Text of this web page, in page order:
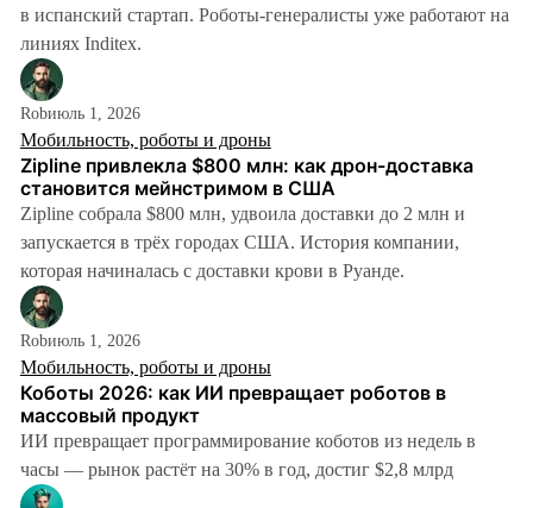
в испанский стартап. Роботы-генералисты уже работают на
линиях Inditex.
Robиюль 1, 2026
Мобильность, роботы и дроны
Zipline привлекла $800 млн: как дрон-доставка
становится мейнстримом в США
Zipline собрала $800 млн, удвоила доставки до 2 млн и
запускается в трёх городах США. История компании,
которая начиналась с доставки крови в Руанде.
Robиюль 1, 2026
Мобильность, роботы и дроны
Коботы 2026: как ИИ превращает роботов в
массовый продукт
ИИ превращает программирование коботов из недель в
часы — рынок растёт на 30% в год, достиг $2,8 млрд